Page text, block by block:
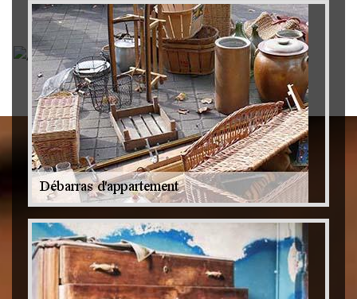
Rachat instrument de musique 79
Achat antiquité 79